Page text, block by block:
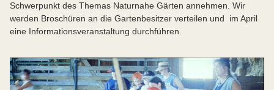
Schwerpunkt des Themas Naturnahe Gärten annehmen. Wir
werden Broschüren an die Gartenbesitzer verteilen und im April
eine Informationsveranstaltung durchführen.